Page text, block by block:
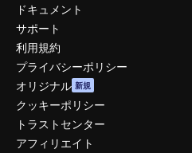
ドキュメント
サポート
利用規約
プライバシーポリシー
オリジナル 新規
クッキーポリシー
トラストセンター
アフィリエイト